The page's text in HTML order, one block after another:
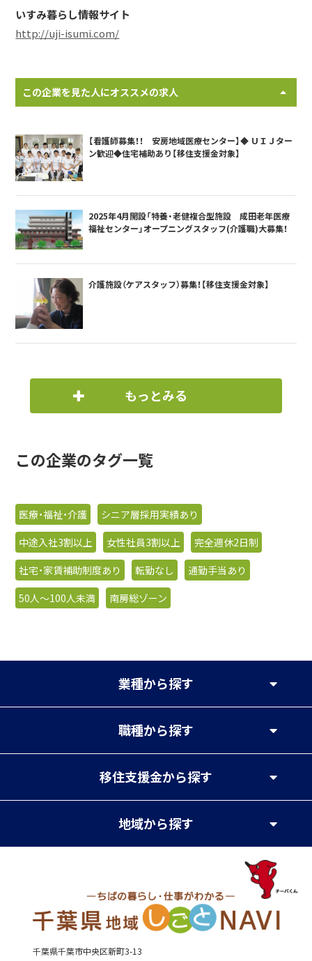
いすみ暮らし情報サイト
http://uji-isumi.com/
この企業を見た人にオススメの求人
【看護師募集！！ 安房地域医療センター】◆ ＵＩＪター
ン歓迎◆住宅補助あり【移住支援金対象】
2025年4月開設「特養・老健複合型施設 成田老年医療
福祉センター」オープニングスタッフ(介護職)大募集！
介護施設（ケアスタッフ）募集！【移住支援金対象】
もっとみる
この企業のタグ一覧
医療・福祉・介護
シニア層採用実績あり
中途入社3割以上
女性社員3割以上
完全週休2日制
社宅・家賃補助制度あり
転勤なし
通勤手当あり
50人〜100人未満
南房総ゾーン
業種から探す
職種から探す
移住支援金から探す
地域から探す
千葉県千葉市中央区新町3-13